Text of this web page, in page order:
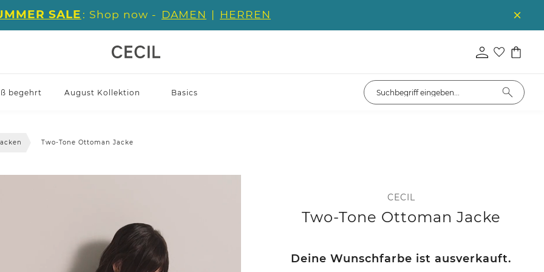
SALE : Shop now - DAMEN | HERREN
begehrt August Kollektion Basics
Two-Tone Ottoman Jacke
CECIL
Two-Tone Ottoman Jacke
Deine Wunschfarbe ist ausverkauft.